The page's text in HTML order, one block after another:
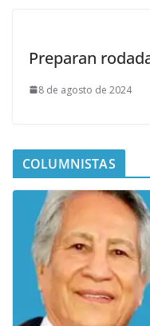
Preparan
8 de agosto de 2024
COLUMNISTAS